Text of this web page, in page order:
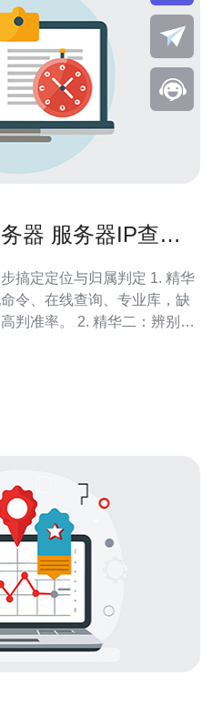
器 服务器IP查询
定位与归属判定 1. 精华
令、在线查询、专业库，缺
判准率。 2. 精华二：辨别
比对。 3. 精华三：注意IP数